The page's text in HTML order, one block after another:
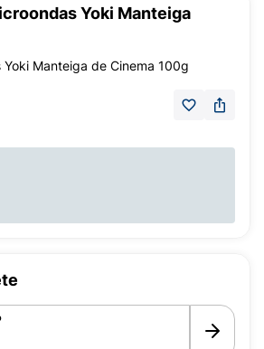
Yoki Manteiga
Manteiga de Cinema 100g